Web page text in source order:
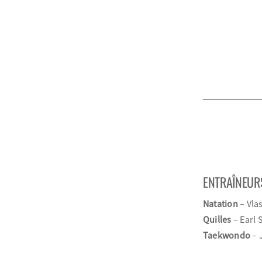
Natation–
Quilles – Earl
Taekwondo–